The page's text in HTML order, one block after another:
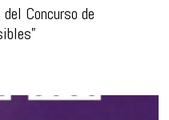
Concurso de